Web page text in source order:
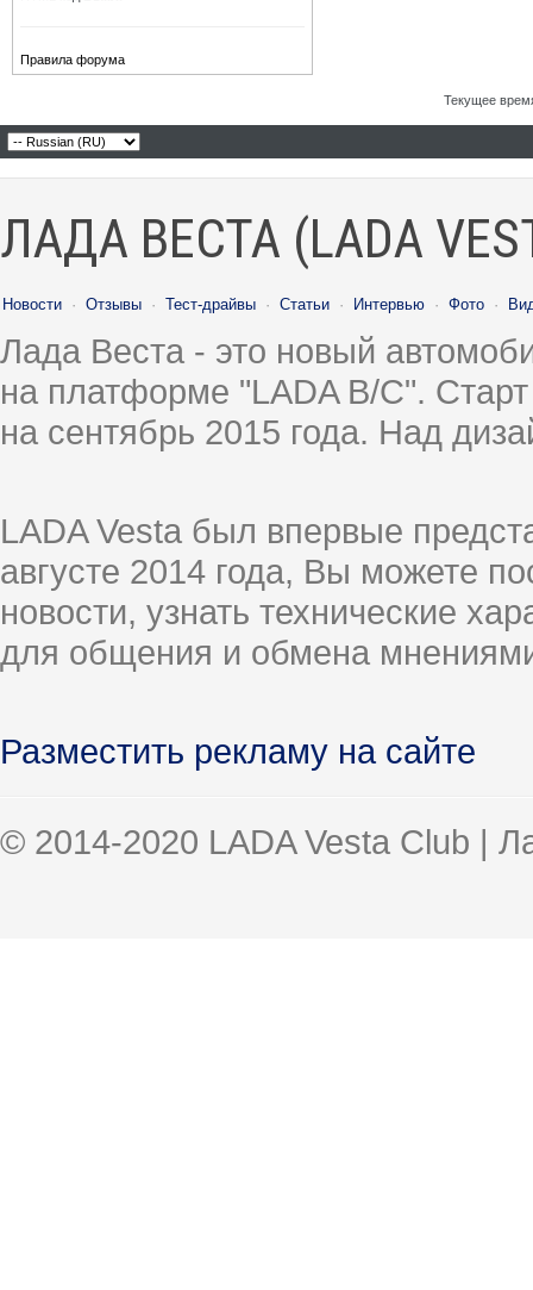
Правила форума
Текущее
ЛАДА ВЕСТА (LADA
Новости · Отзывы · Тест-драйвы · Статьи · Интервью · Фото ·
Лада Веста - это новый
на платформе "LADA B/C".
на сентябрь 2015 года. Над
LADA Vesta был впервые
августе 2014 года, Вы можете
новости, узнать технические
для общения и обмена
Разместить рекламу на сайте
© 2014-2020 LADA Vesta Club |